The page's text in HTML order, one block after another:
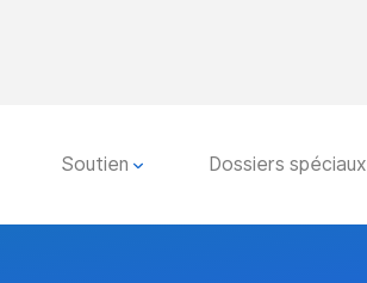
Soutien Dossiers spéciaux